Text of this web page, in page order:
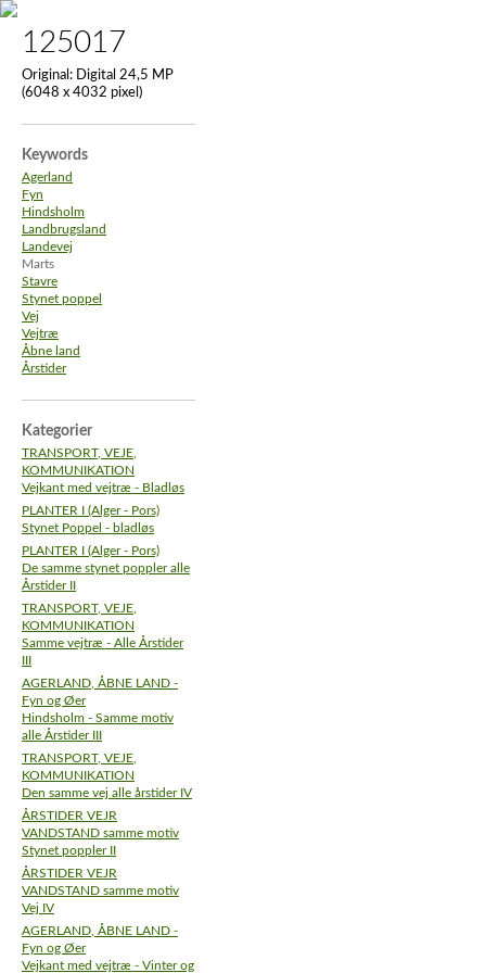
125017
Original: Digital 24,5 MP
(6048 x 4032 pixel)
Keywords
Agerland
Fyn
Hindsholm
Landbrugsland
Landevej
Marts
Stavre
Stynet poppel
Vej
Vejtræ
Åbne land
Årstider
Kategorier
TRANSPORT, VEJE,
KOMMUNIKATION
Vejkant med vejtræ - Bladløs
PLANTER I (Alger - Pors)
Stynet Poppel - bladløs
PLANTER I (Alger - Pors)
De samme stynet poppler alle
Årstider II
TRANSPORT, VEJE,
KOMMUNIKATION
Samme vejtræ - Alle Årstider
AGERLAND, ÅBNE LAND -
Fyn og Øer
Hindsholm - Samme motiv
alle Årstider III
TRANSPORT, VEJE,
KOMMUNIKATION
Den samme vej alle årstider IV
ÅRSTIDER VEJR
VANDSTAND samme motiv
Stynet poppler II
ÅRSTIDER VEJR
VANDSTAND samme motiv
Vej IV
AGERLAND, ÅBNE LAND -
Fyn og Øer
Vejkant med vejtræ - Vinter og